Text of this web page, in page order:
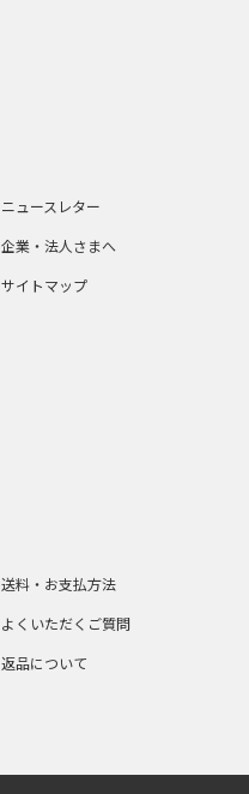
ニュースレター
企業・法人さまへ
サイトマップ
送料・お支払方法
よくいただくご質問
返品について